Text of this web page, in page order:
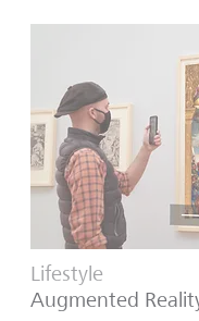
Lifestyle
Augmented